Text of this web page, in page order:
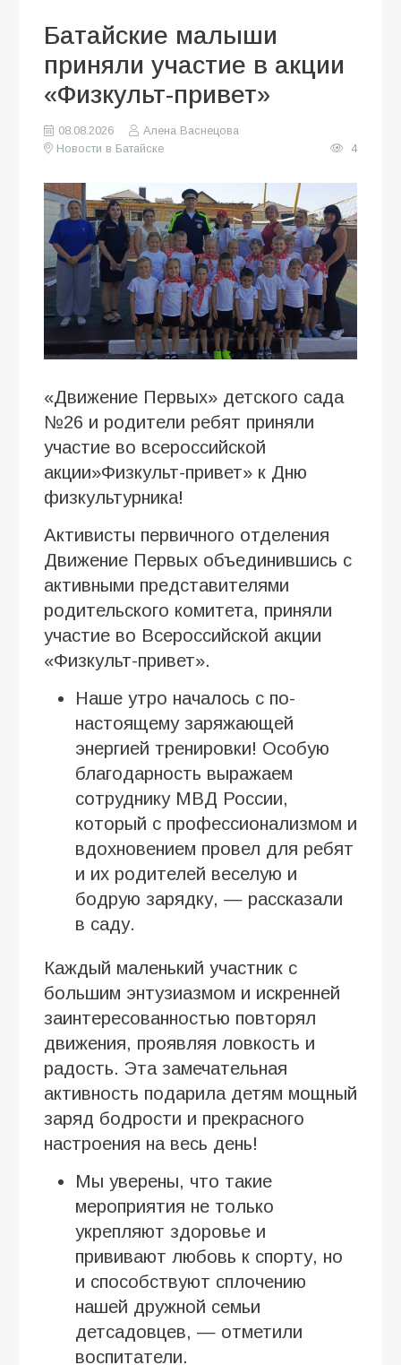
Батайские малыши
приняли участие в акции
«Физкульт-привет»
08.08.2026
Алена Васнецова
Новости в Батайске
4
«Движение Первых» детского сада
№26 и родители ребят приняли
участие во всероссийской
акции»Физкульт-привет» к Дню
физкультурника!
Активисты первичного отделения
Движение Первых объединившись с
активными представителями
родительского комитета, приняли
участие во Всероссийской акции
«Физкульт-привет».
Наше утро началось с по-
настоящему заряжающей
энергией тренировки! Особую
благодарность выражаем
сотруднику МВД России,
который с профессионализмом и
вдохновением провел для ребят
и их родителей веселую и
бодрую зарядку, — рассказали
в саду.
Каждый маленький участник с
большим энтузиазмом и искренней
заинтересованностью повторял
движения, проявляя ловкость и
радость. Эта замечательная
активность подарила детям мощный
заряд бодрости и прекрасного
настроения на весь день!
Мы уверены, что такие
мероприятия не только
укрепляют здоровье и
прививают любовь к спорту, но
и способствуют сплочению
нашей дружной семьи
детсадовцев, — отметили
воспитатели.